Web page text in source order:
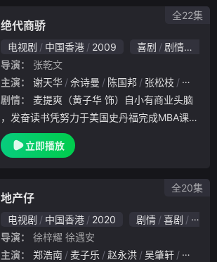
绝代商骄
电视剧 中国香港 2009 喜剧 剧情
导演：
张乾文
主演：
谢天华 佘诗曼 陈国邦 张松枝
郑家生
剧情：
，发奋读书凭努力于美国史丹福完成MBA课程
，与何问天成为合伙人，亦师亦友合作无间，
成为美国商界叱咤风云的狙击手。但后因分歧
立即播放
全22集
地产仔
电视剧 中国香港 2020 剧情 喜剧
香港
导演：
徐梓耀 徐遇安
主演：
郑浩南 麦子乐 赵永洪 吴肇轩
徐广林
全20集